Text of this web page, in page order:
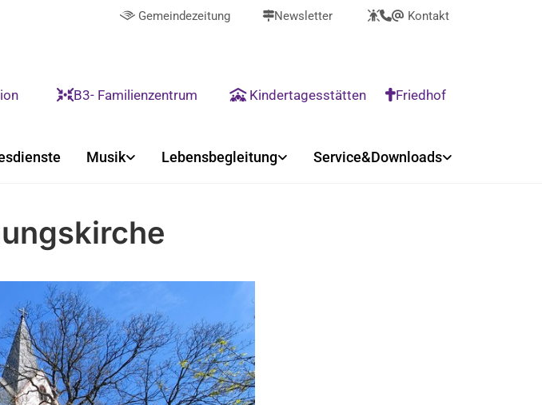
Gemeindezeitung Newsletter @ Kontakt
B3- Familienzentrum  Kindertagesstätten Friedhof
Musik Lebensbegleitung Service&Downloads